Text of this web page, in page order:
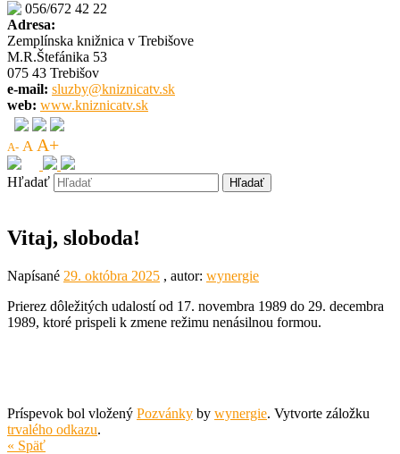
056/672 42 22
Adresa:
Zemplínska knižnica v Trebišove
M.R.Štefánika 53
075 43 Trebišov
e-mail: sluzby@kniznicatv.sk
web: www.kniznicatv.sk
A- A A+
Hľadať
Vitaj, sloboda!
Napísané 29. októbra 2025 , autor: wynergie
Prierez dôležitých udalostí od 17. novembra 1989 do 29. decembra
1989, ktoré prispeli k zmene režimu nenásilnou formou.
Príspevok bol vložený Pozvánky by wynergie. Vytvorte záložku
trvalého odkazu.
« Späť